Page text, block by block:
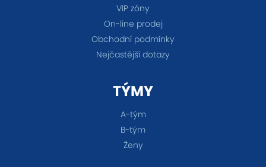
VIP zóny
On-line prodej
Obchodní podmínky
Nejčastější dotazy
TÝMY
A-tým
B-tým
Ženy